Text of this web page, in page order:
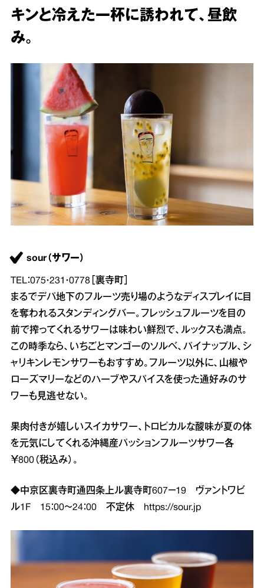
キンと冷えた一杯に誘われて、昼飲
み。
sour（サワー）
TEL：075・231・0778［裏寺町］
まるでデパ地下のフルーツ売り場のようなディスプレイに目
を奪われるスタンディングバー。フレッシュフルーツを目の
前で搾ってくれるサワーは味わい鮮烈で、ルックスも満点。
この時季なら、いちごとマンゴーのソルベ、パイナップル、シ
ャリキンレモンサワーもおすすめ。フルーツ以外に、山椒や
ローズマリーなどのハーブやスパイスを使った通好みのサ
ワーも見逃せない。
果肉付きが嬉しいスイカサワー、トロピカルな酸味が夏の体
を元気にしてくれる沖縄産パッションフルーツサワー各
￥800（税込み）。
◆中京区裏寺町通四条上ル裏寺町607－19 ヴァントワビ
ル1F 15：00～24：00 不定休
https://sour.jp